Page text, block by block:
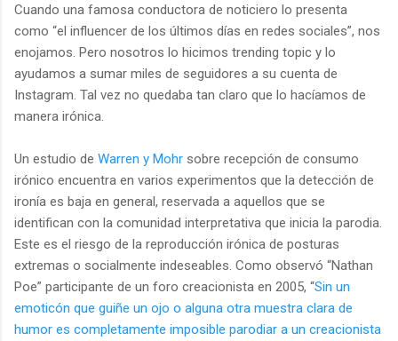
Cuando una famosa conductora de noticiero lo presenta
como “el influencer de los últimos días en redes sociales”, nos
enojamos. Pero nosotros lo hicimos trending topic y lo
ayudamos a sumar miles de seguidores a su cuenta de
Instagram. Tal vez no quedaba tan claro que lo hacíamos de
manera irónica.
Un estudio de Warren y Mohr sobre recepción de consumo
irónico encuentra en varios experimentos que la detección de
ironía es baja en general, reservada a aquellos que se
identifican con la comunidad interpretativa que inicia la parodia.
Este es el riesgo de la reproducción irónica de posturas
extremas o socialmente indeseables. Como observó “Nathan
Poe” participante de un foro creacionista en 2005, “Sin un
emoticón que guiñe un ojo o alguna otra muestra clara de
humor es completamente imposible parodiar a un creacionista